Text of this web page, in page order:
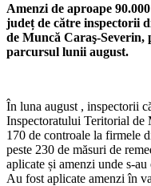
Amenzi de aproape
județ de către inspectorii
de Muncă Caraş-Severin,
parcursul lunii august.
În luna august , inspectorii
Inspectoratului Teritorial de
170 de controale la firmele
peste 230 de măsuri de
aplicate și amenzi unde s-
Au fost aplicate amenzi în